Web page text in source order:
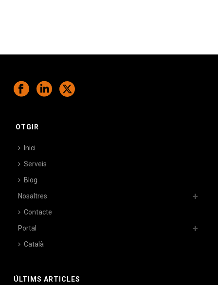
OTGIR
Inici
Serveis
Blog
Nosaltres
Contacte
Portal
Català
ÚLTIMS ARTICLES